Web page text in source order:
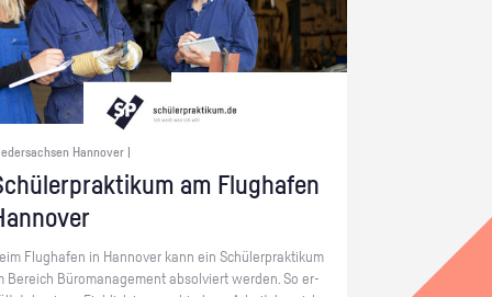
Hannover |
am Flug­ha­fen
Flug­ha­fen in Han­no­ver kann ein Schü­ler­prak­ti­kum
Be­reich Bü­ro­ma­nage­ment ab­sol­viert wer­den. So er­